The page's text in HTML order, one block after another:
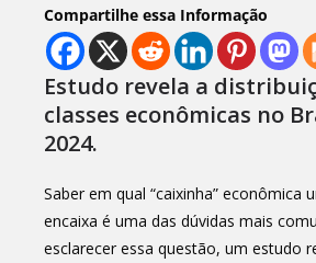
Compartilhe essa Informação
Estudo revela a
classes econômicas no
2024.
Saber em qual “caixinha” econômica
encaixa é uma das dúvidas mais
esclarecer essa questão, um estudo